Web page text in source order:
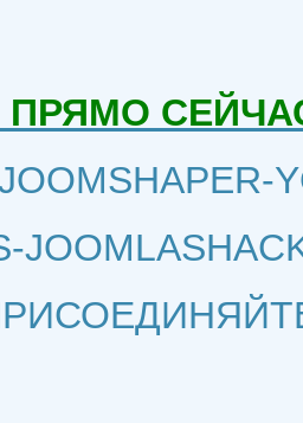
! ПРЯМО